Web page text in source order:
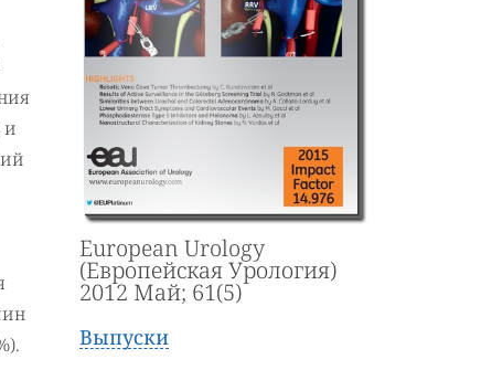
и
European Urology
(Европейская Урология)
2012 Май; 61(5)
Выпуски